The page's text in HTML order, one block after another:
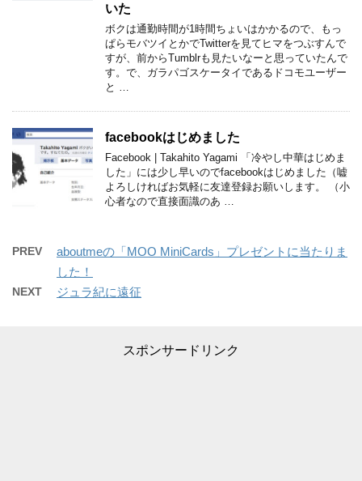
いた
ボクは通勤時間が1時間ちょいはかかるので、もっ
ぱらモバツイとかでTwitterを見てヒマをつぶすんで
すが、前からTumblrも見たいなーと思っていたんで
す。で、ガラパゴスケータイであるドコモユーザー
と …
facebookはじめました
Facebook | Takahito Yagami 「冷やし中華はじめま
した」には少し早いのでfacebookはじめました（嘘
よろしければお気軽に友達登録お願いします。 （小
心者なので直接面識のあ …
PREV
aboutmeの「MOO MiniCards」プレゼントに当たりま
した！
NEXT ジュラ紀に遠征
スポンサードリンク